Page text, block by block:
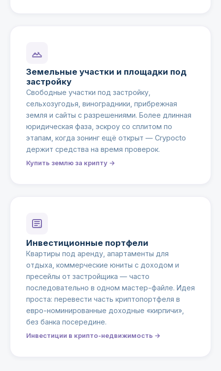
Земельные участки и площадки под
застройку
Свободные участки под застройку,
сельхозугодья, виноградники, прибрежная
земля и сайты с разрешениями. Более длинная
юридическая фаза, эскроу со сплитом по
этапам, когда зонинг ещё открыт — Crypocto
держит средства на время проверок.
Купить землю за крипту →
Инвестиционные портфели
Квартиры под аренду, апартаменты для
отдыха, коммерческие юниты с доходом и
пресейлы от застройщика — часто
последовательно в одном мастер-файле. Идея
проста: перевести часть криптопортфеля в
евро-номинированные доходные «кирпичи»,
без банка посередине.
Инвестиции в крипто-недвижимость →